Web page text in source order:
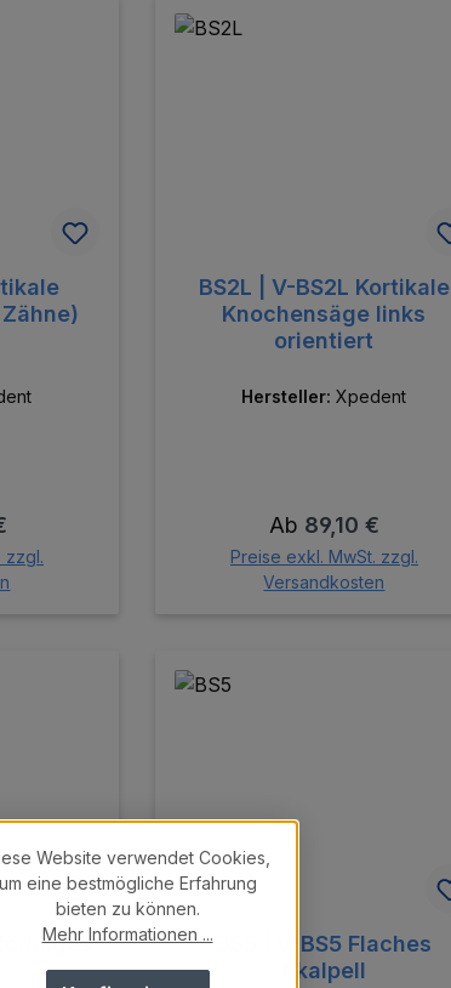
zzgl.
BS2L | V-BS2L Kortikale
Knochensäge links
orientiert
Hersteller:Xpedent
Regulärer Preis:
Ab 89,10 €
Preise exkl. MwSt. zzgl.
Versandkosten
BS5 | V-BS5 Flaches
Skalpell
Website verwendet Cookies,
um eine bestmögliche Erfahrung
bieten zu können.
Mehr Informationen ...